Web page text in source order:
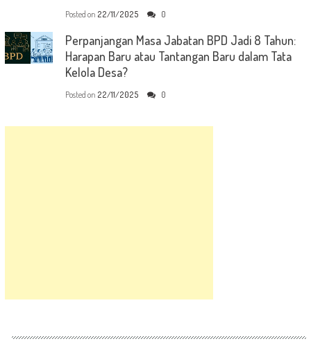
Posted on 22/11/2025 0
Perpanjangan Masa Jabatan BPD Jadi 8 Tahun:
Harapan Baru atau Tantangan Baru dalam Tata
Kelola Desa?
Posted on 22/11/2025 0